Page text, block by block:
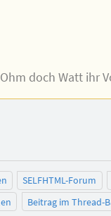
doch Watt ihr
SELFHTML-Forum
Beitrag im Thread-